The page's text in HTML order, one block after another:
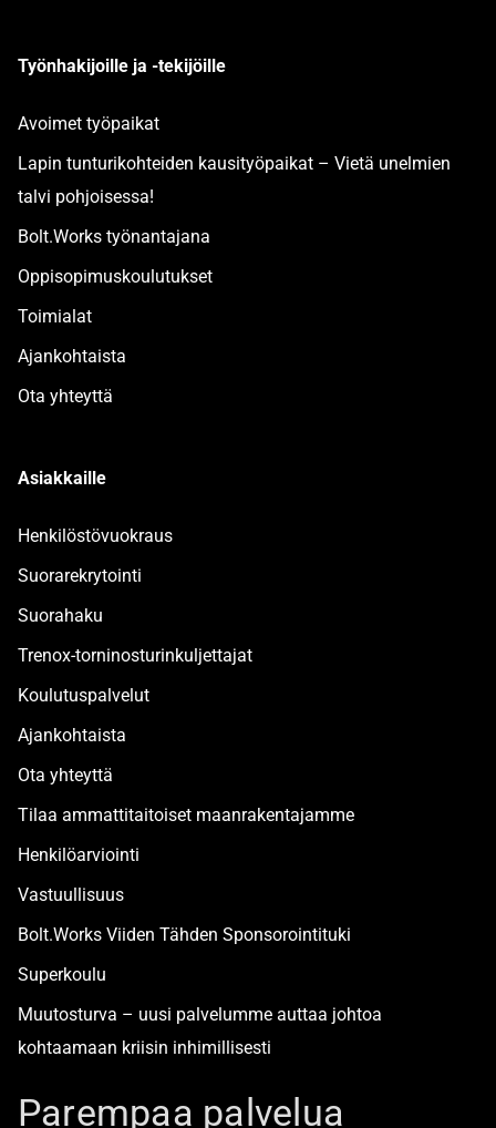
Työnhakijoille ja -tekijöille
Avoimet työpaikat
Lapin tunturikohteiden kausityöpaikat – Vietä unelmien
talvi pohjoisessa!
Bolt.Works työnantajana
Oppisopimuskoulutukset
Toimialat
Ajankohtaista
Ota yhteyttä
Asiakkaille
Henkilöstövuokraus
Suorarekrytointi
Suorahaku
Trenox-torninosturinkuljettajat
Koulutuspalvelut
Ajankohtaista
Ota yhteyttä
Tilaa ammattitaitoiset maanrakentajamme
Henkilöarviointi
Vastuullisuus
Bolt.Works Viiden Tähden Sponsorointituki
Superkoulu
Muutosturva – uusi palvelumme auttaa johtoa
kohtaamaan kriisin inhimillisesti
Parempaa palvelua